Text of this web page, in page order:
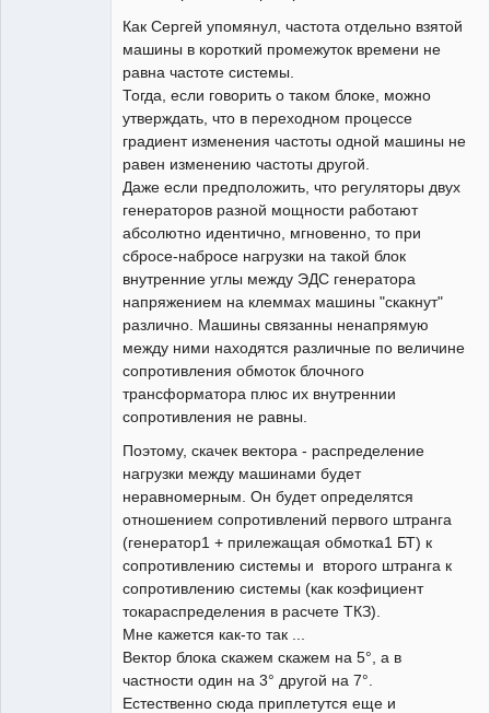
Как Сергей упомянул, частота отдельно взятой
машины в короткий промежуток времени не
равна частоте системы.
Тогда, если говорить о таком блоке, можно
утверждать, что в переходном процессе
градиент изменения частоты одной машины не
равен изменению частоты другой.
Даже если предположить, что регуляторы двух
генераторов разной мощности работают
абсолютно идентично, мгновенно, то при
сбросе-набросе нагрузки на такой блок
внутренние углы между ЭДС генератора
напряжением на клеммах машины "скакнут"
различно. Машины связанны ненапрямую
между ними находятся различные по величине
сопротивления обмоток блочного
трансформатора плюс их внутреннии
сопротивления не равны.
Поэтому, скачек вектора - распределение
нагрузки между машинами будет
неравномерным. Он будет определятся
отношением сопротивлений первого штранга
(генератор1 + прилежащая обмотка1 БТ) к
сопротивлению системы и второго штранга к
сопротивлению системы (как коэфициент
токараспределения в расчете ТКЗ).
Мне кажется как-то так ...
Вектор блока скажем скажем на 5°, а в
частности один на 3° другой на 7°.
Естественно сюда приплетутся еще и